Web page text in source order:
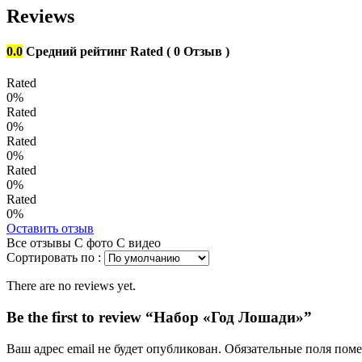
Reviews
0.0 Средний рейтинг Rated ( 0 Отзыв )
Rated
0%
Rated
0%
Rated
0%
Rated
0%
Rated
0%
Оставить отзыв
Все отзывы С фото С видео
Сортировать по :
There are no reviews yet.
Be the first to review “Набор «Год Лошади»”
Ваш адрес email не будет опубликован. Обязательные поля